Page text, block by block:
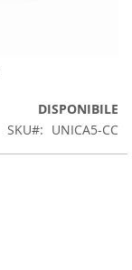
DISPONIBILE
SKU
UNICA5-CC